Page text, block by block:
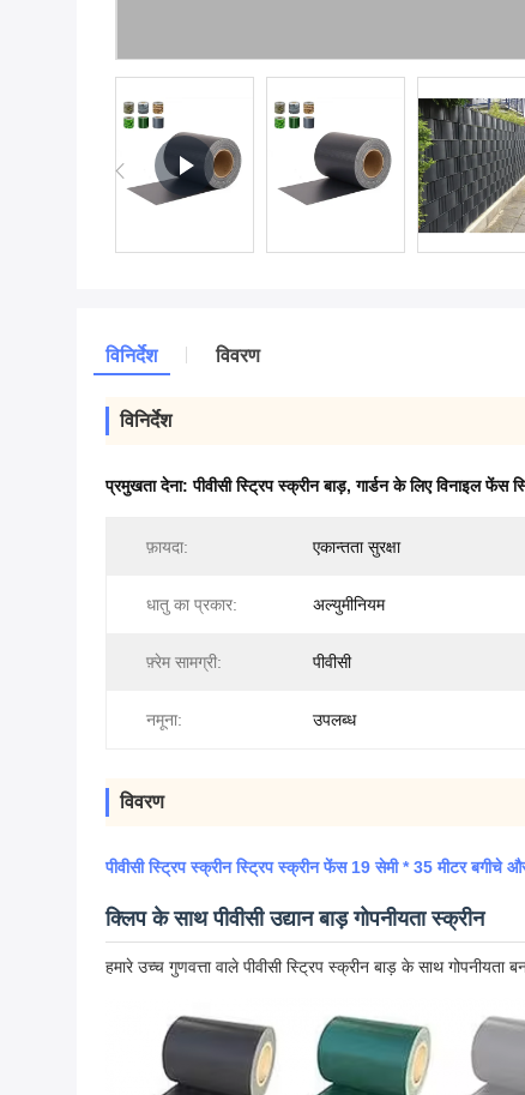
विनिर्देश विवरण
विनिर्देश
प्रमुखता देना:पीवीसी स्ट्रिप स्क्रीन बाड़,गार्डन के लिए विनाइल फेंस
फ़ायदा: एकान्तता सुरक्षा
धातु का प्रकार: अल्युमीनियम
फ़्रेम सामग्री: पीवीसी
नमूना: उपलब्ध
विवरण
पीवीसी स्ट्रिप स्क्रीन स्ट्रिप स्क्रीन फेंस 19 सेमी * 35 मीटर बगीचे
क्लिप के साथ पीवीसी उद्यान बाड़ गोपनीयता स्क्रीन
हमारे उच्च गुणवत्ता वाले पीवीसी स्ट्रिप स्क्रीन बाड़ के साथ